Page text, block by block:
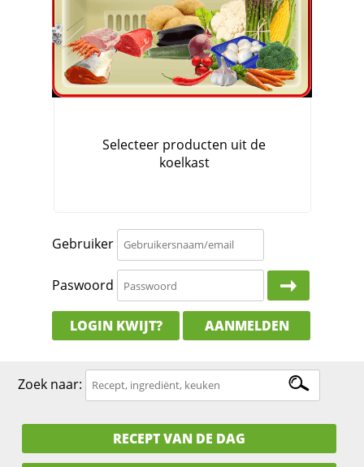
Gebruiker
Paswoord
LOGIN KWIJT? AANMELDEN
Zoek naar:
RECEPT VAN DE DAG